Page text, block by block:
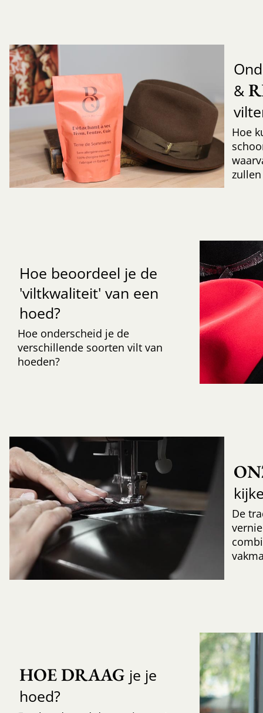
&
Hoe
Hoe beoordeel je de
'viltkwaliteit' van een
hoed?
Hoe onderscheid je de
verschillende soorten vilt van
hoeden?
De
HOE DRAAG je je
hoed?